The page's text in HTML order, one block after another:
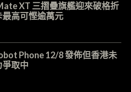
XT 三摺疊旗艦迎來破格折
高可慳逾萬元
Phone 12/8 發佈但香港未
取中